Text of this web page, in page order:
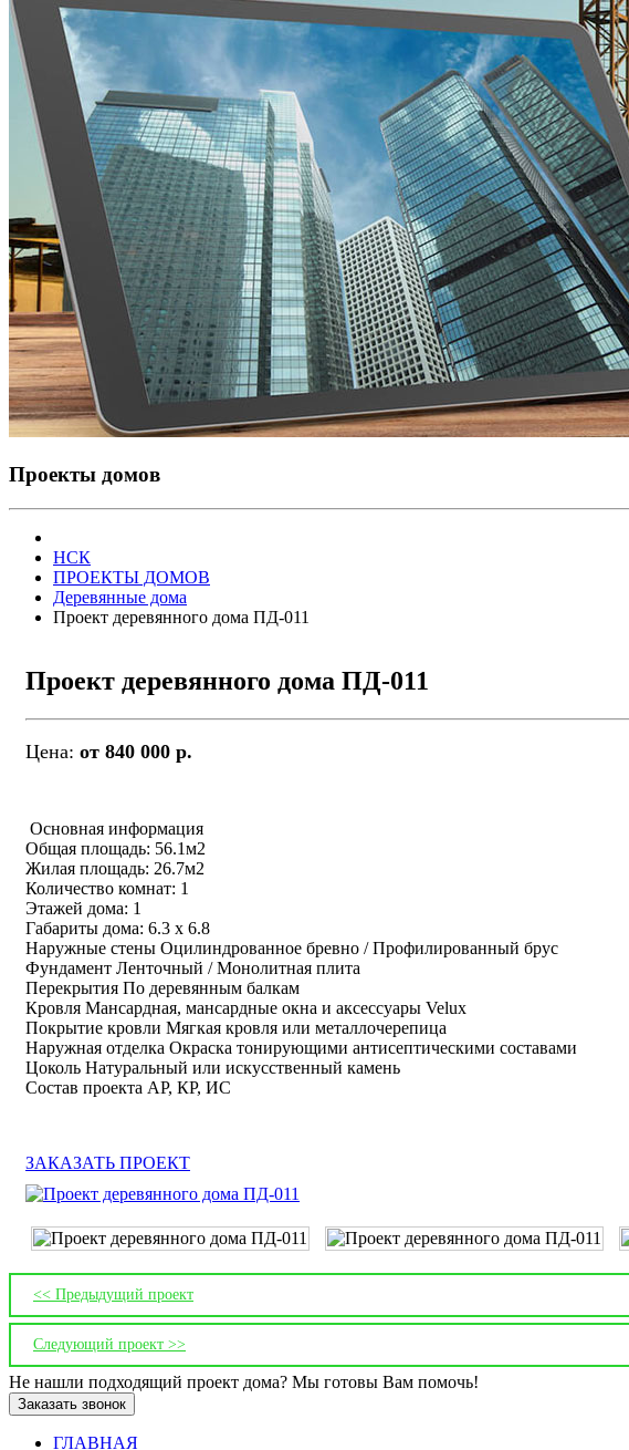
Проекты домов
НСК
ПРОЕКТЫ ДОМОВ
Деревянные дома
Проект деревянного дома ПД-011
Проект деревянного дома ПД-011
Цена: от 840 000 р.
Основная информация
Общая площадь: 56.1м2
Жилая площадь: 26.7м2
Количество комнат: 1
Этажей дома: 1
Габариты дома: 6.3 х 6.8
Наружные стены Оцилиндрованное бревно / Профилированный брус
Фундамент Ленточный / Монолитная плита
Перекрытия По деревянным балкам
Кровля Мансардная, мансардные окна и аксессуары Velux
Покрытие кровли Мягкая кровля или металлочерепица
Наружная отделка Окраска тонирующими антисептическими составами
Цоколь Натуральный или искусственный камень
Состав проекта АР, КР, ИС
ЗАКАЗАТЬ ПРОЕКТ
<< Предыдущий проект
Следующий проект >>
Не нашли подходящий проект дома? Мы готовы Вам помочь!
Заказать звонок
ГЛАВНАЯ